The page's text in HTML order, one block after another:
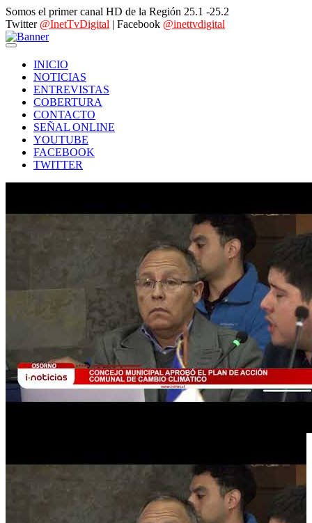
Somos el primer canal HD de la Región 25.1 -25.2
Twitter @InetTvDigital | Facebook @inettvdigital
INICIO
NOTICIAS
ENTREVISTAS
COBERTURA
CONTACTO
SEÑAL ONLINE
YOUTUBE
FACEBOOK
TWITTER